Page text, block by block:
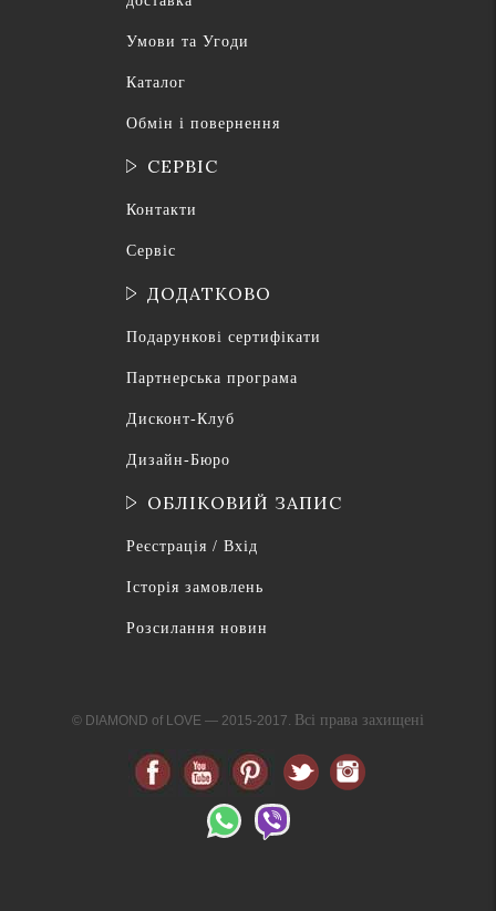
Умови та Угоди
Каталог
Обмін і повернення
СЕРВІС
Контакти
Сервіс
ДОДАТКОВО
Подарункові сертифікати
Партнерська програма
Дисконт-Клуб
Дизайн-Бюро
ОБЛІКОВИЙ ЗАПИС
Реєстрація / Вхід
Історія замовлень
Розсилання новин
© DIAMOND of LOVE — 2015-2017. Всі права захищені